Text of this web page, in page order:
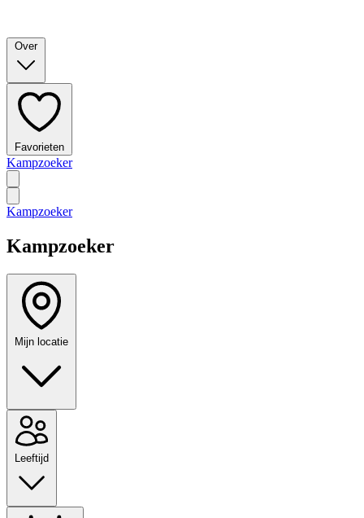
Over
Favorieten
Kampzoeker
Kampzoeker
Kampzoeker
Mijn locatie
Leeftijd